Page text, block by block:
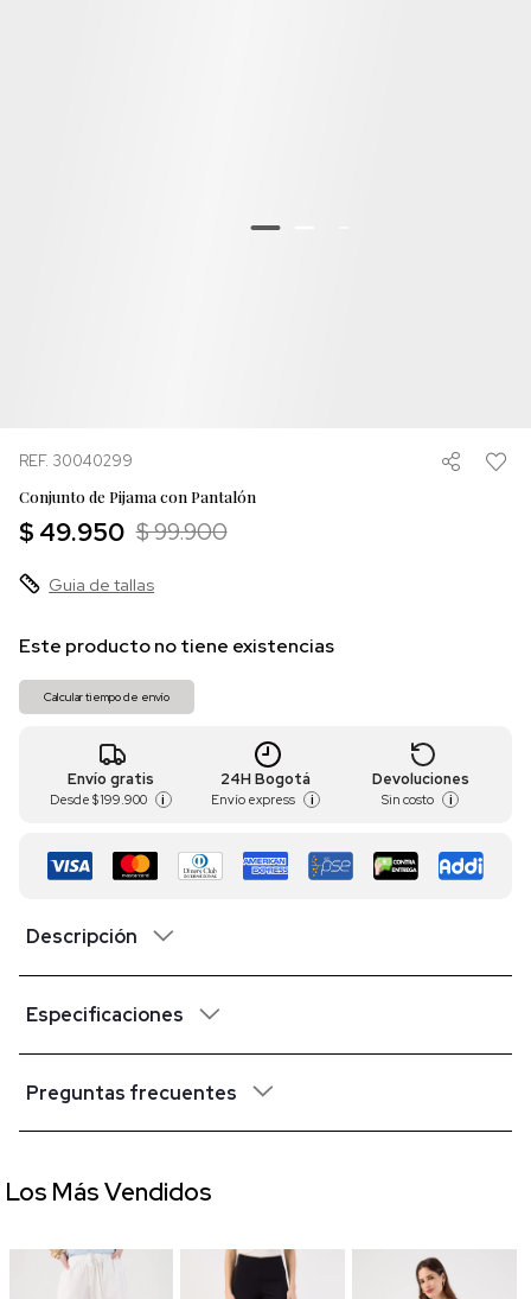
REF. 30040299
Conjunto de Pijama con Pantalón
$ 49.950 $ 99.900
Guia de tallas
Este producto no tiene existencias
Calcular tiempo de envío
Envío gratis
Desde $ 199.900 i
24H Bogotá
Envío express i
Devoluciones
Sin costo i
Descripción
Especificaciones
Preguntas frecuentes
Los Más Vendidos